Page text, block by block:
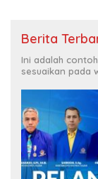
Berita
Ini adalah
sesuaikan pada